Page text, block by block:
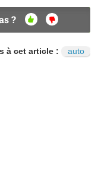
?
OU
NO
N
à cet article : auto